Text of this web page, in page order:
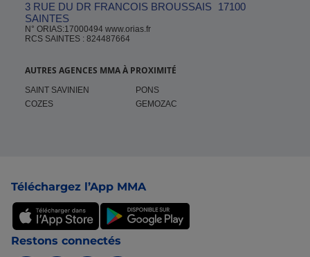
3 RUE DU DR FRANCOIS BROUSSAIS 17100
SAINTES
N° ORIAS:17000494 www.orias.fr
RCS SAINTES : 824487664
AUTRES AGENCES MMA À PROXIMITÉ
SAINT SAVINIEN
PONS
COZES
GEMOZAC
Téléchargez l’App MMA
Restons connectés